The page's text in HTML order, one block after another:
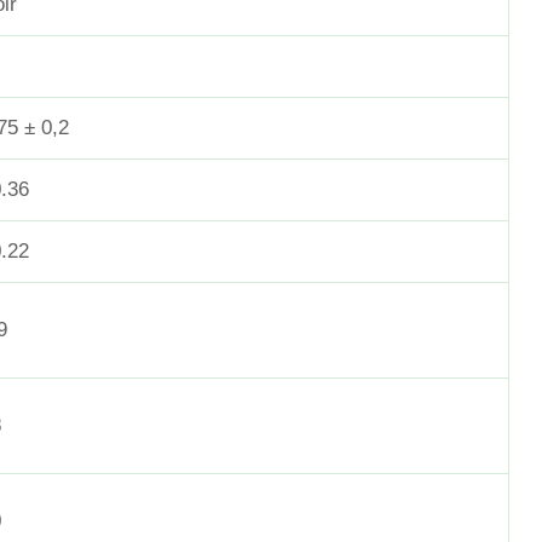
± 0,2